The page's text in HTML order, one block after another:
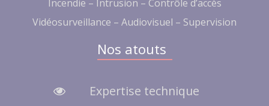
Incendie – Intrusion – Contrôle d’accès
Vidéosurveillance – Audiovisuel – Supervision
Nos atouts
Expertise technique